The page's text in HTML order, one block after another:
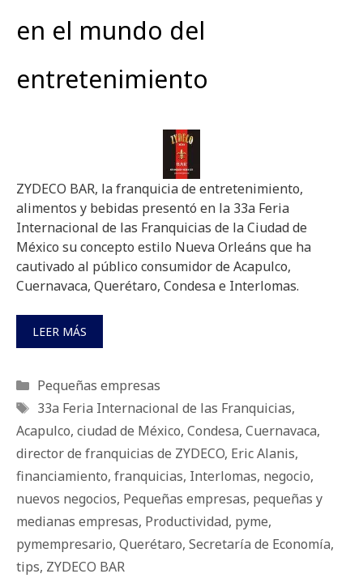
en el mundo del
entretenimiento
ZYDECO BAR, la franquicia de entretenimiento,
alimentos y bebidas presentó en la 33a Feria
Internacional de las Franquicias de la Ciudad de
México su concepto estilo Nueva Orleáns que ha
cautivado al público consumidor de Acapulco,
Cuernavaca, Querétaro, Condesa e Interlomas.
LEER MÁS
Categorías
Pequeñas empresas
Etiquetas
33a Feria Internacional de las Franquicias,
Acapulco, ciudad de México, Condesa, Cuernavaca,
director de franquicias de ZYDECO, Eric Alanis,
financiamiento, franquicias, Interlomas, negocio,
nuevos negocios, Pequeñas empresas, pequeñas y
medianas empresas, Productividad, pyme,
pymempresario, Querétaro, Secretaría de Economía,
tips, ZYDECO BAR